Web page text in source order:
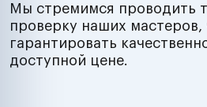
Мы стремимся проводить
проверку наших мастеров,
гарантировать
доступной цене.